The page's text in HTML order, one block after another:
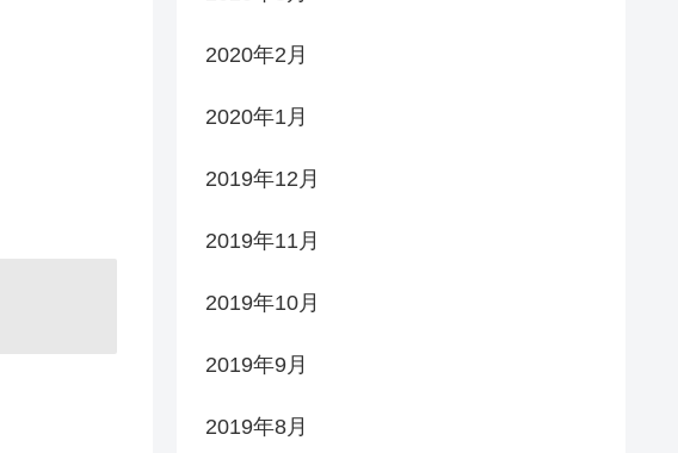
2020年2月
2020年1月
2019年12月
2019年11月
2019年10月
2019年9月
2019年8月